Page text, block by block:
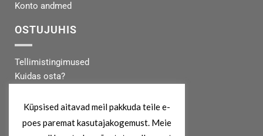
Konto andmed
OSTUJUHIS
Tellimistingimused
Kuidas osta?
Tarneinfo
MEIST
Küpsised aitavad meil pakkuda teile e-
poes paremat kasutajakogemust. Meie